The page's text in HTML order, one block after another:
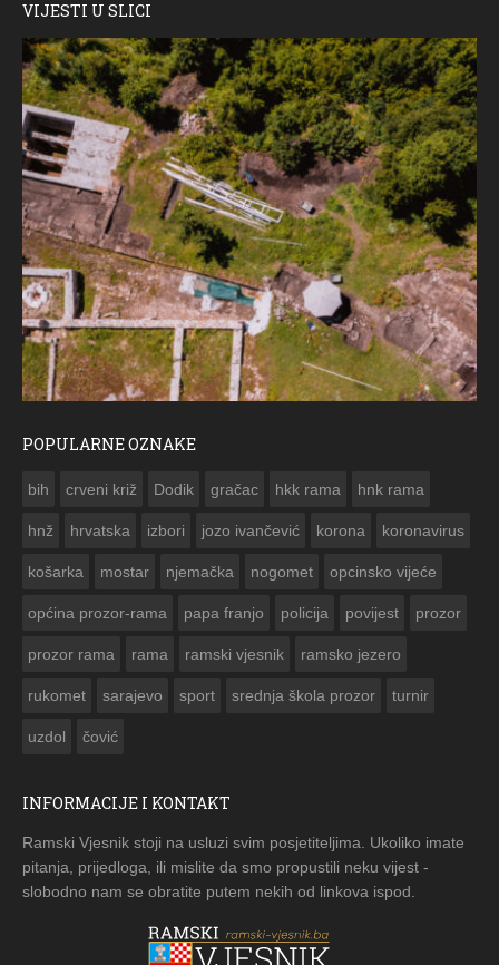
VIJESTI U SLICI
POPULARNE OZNAKE
bih crveni križ Dodik gračac hkk rama hnk rama
hnž hrvatska izbori jozo ivančević korona koronavirus
košarka mostar njemačka nogomet opcinsko vijeće
općina prozor-rama papa franjo policija povijest prozor
prozor rama rama ramski vjesnik ramsko jezero
rukomet sarajevo sport srednja škola prozor turnir
uzdol čović
INFORMACIJE I KONTAKT
Ramski Vjesnik stoji na usluzi svim posjetiteljima. Ukoliko imate
pitanja, prijedloga, ili mislite da smo propustili neku vijest -
slobodno nam se obratite putem nekih od linkova ispod.